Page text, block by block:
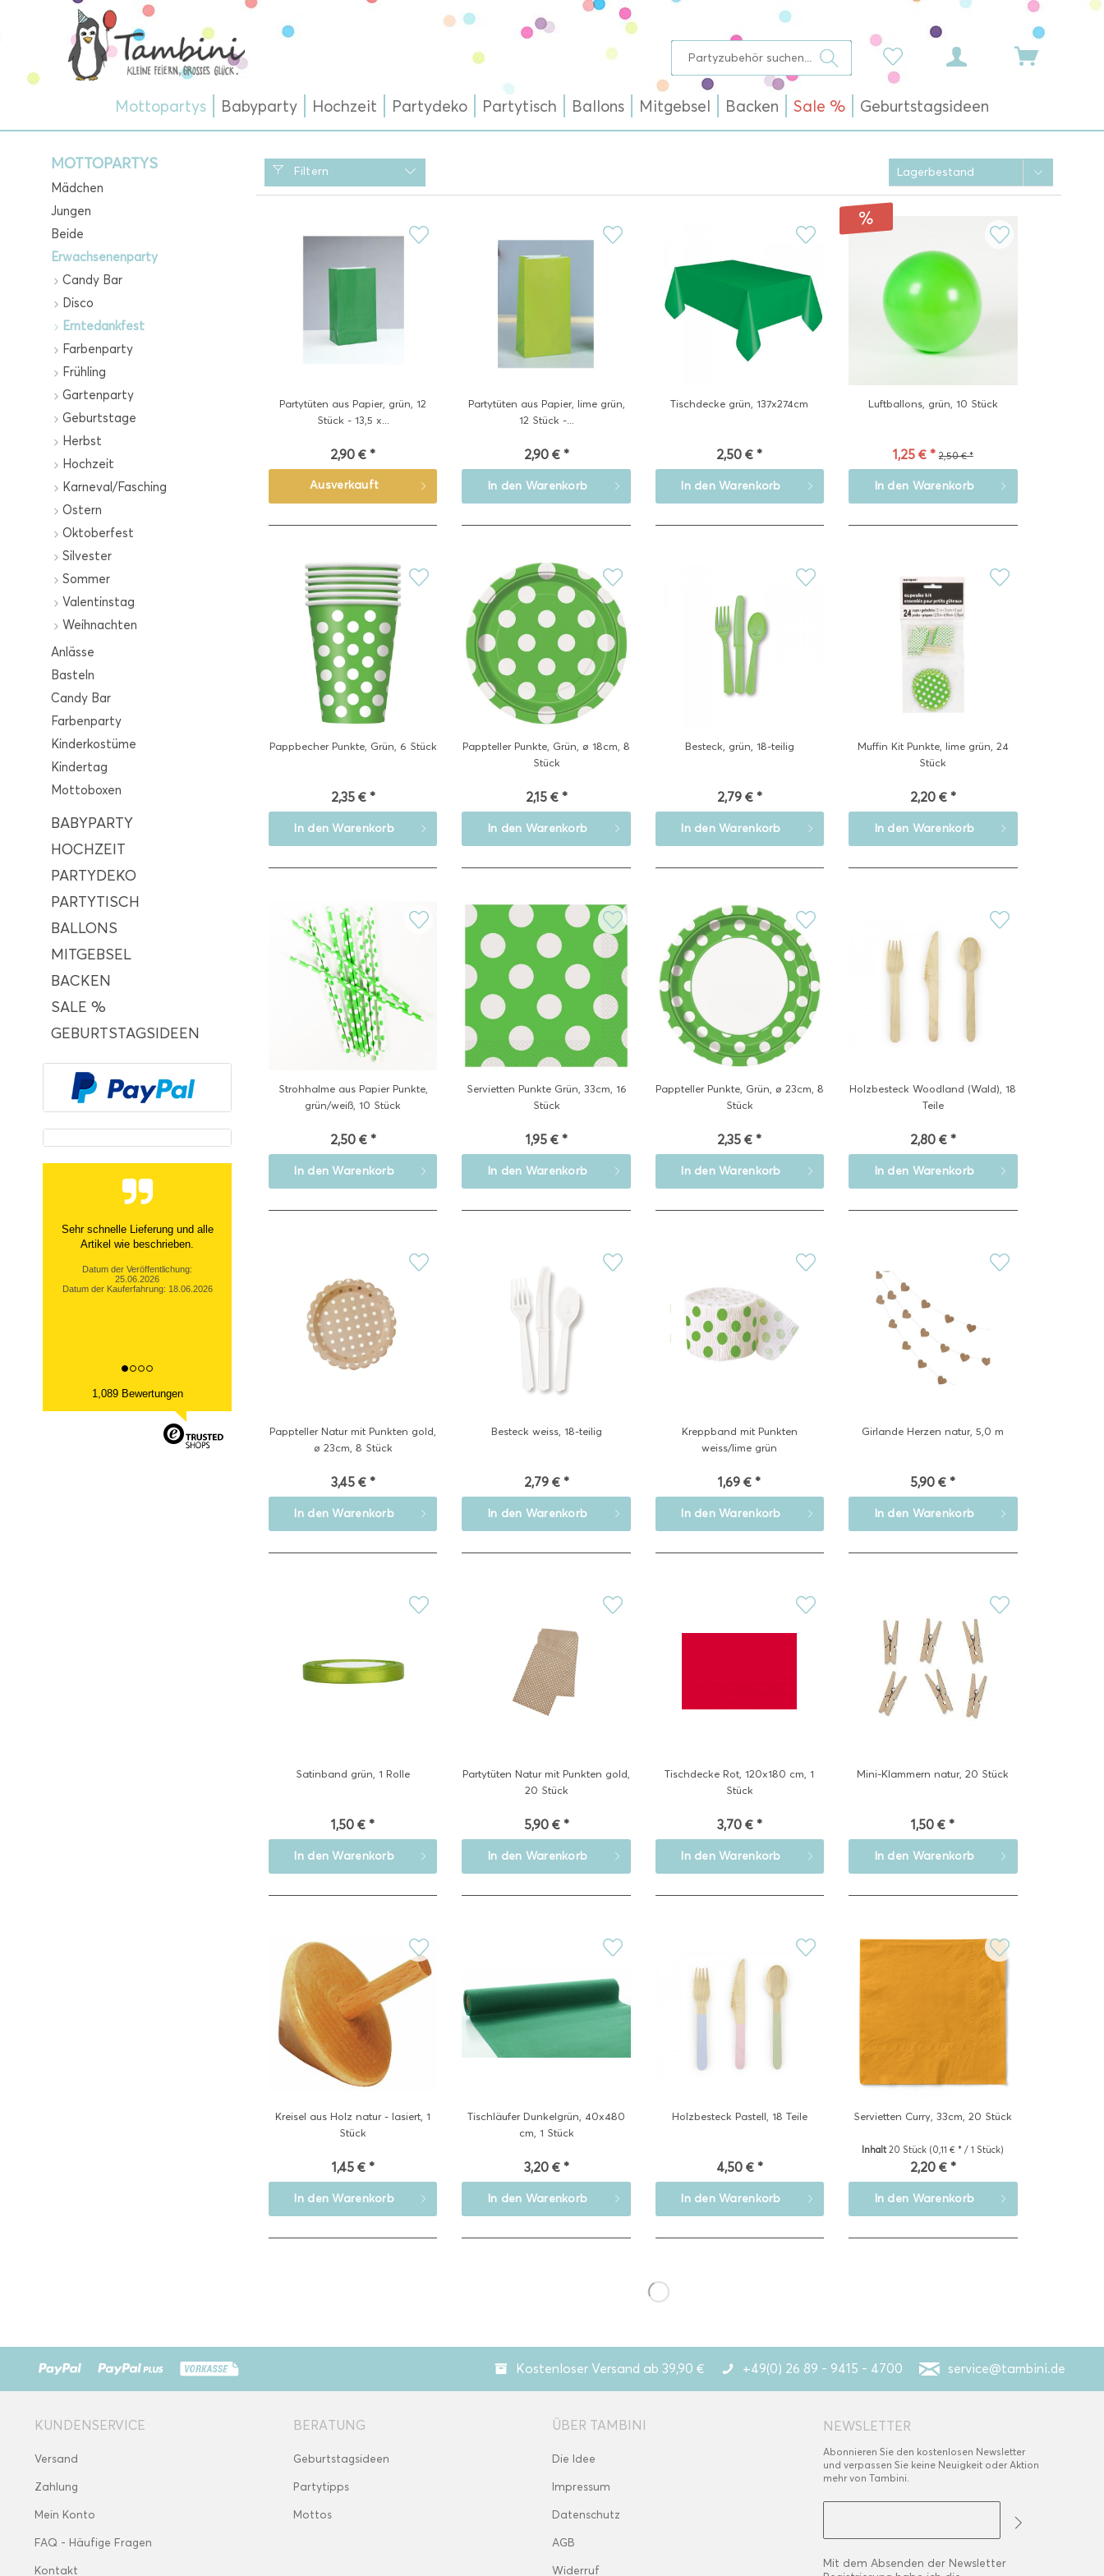
Mottopartys Babyparty Hochzeit Partydeko Partytisch Ballons Mitgebsel Backen Sale % Geburtstagsideen
MOTTOPARTYS
Mädchen
Jungen
Beide
Erwachsenenparty
Candy Bar
Disco
Erntedankfest
Farbenparty
Frühling
Gartenparty
Geburtstage
Herbst
Hochzeit
Karneval/Fasching
Ostern
Oktoberfest
Silvester
Sommer
Valentinstag
Weihnachten
Anlässe
Basteln
Candy Bar
Farbenparty
Kinderkostüme
Kindertag
Mottoboxen
BABYPARTY
HOCHZEIT
PARTYDEKO
PARTYTISCH
BALLONS
MITGEBSEL
BACKEN
SALE %
GEBURTSTAGSIDEEN
Sehr netter Kontakt, zügige Info
über nicht- Verfügbarkeit und
Datum der Veröffentlichung:
13.03.2026
1,089 Bewertungen
Filtern
Partytüten aus Papier, grün, 12
Stück - 13,5 x...
2,90 € *
Ausverkauft
Partytüten aus Papier, lime grün,
12 Stück -...
2,90 € *
In den Warenkorb
Tischdecke grün, 137x274cm
2,50 € *
In den Warenkorb
Luftballons, grün, 10 Stück
1,25 € * 2,50 € *
In den Warenkorb
Pappbecher Punkte, Grün, 6 Stück
2,35 € *
In den Warenkorb
Pappteller Punkte, Grün, ø 18cm, 8
Stück
2,15 € *
In den Warenkorb
Besteck, grün, 18-teilig
2,79 € *
In den Warenkorb
Muffin Kit Punkte, lime grün, 24
Stück
2,20 € *
In den Warenkorb
Strohhalme aus Papier Punkte,
grün/weiß, 10 Stück
2,50 € *
In den Warenkorb
Servietten Punkte Grün, 33cm, 16
Stück
1,95 € *
In den Warenkorb
Pappteller Punkte, Grün, ø 23cm, 8
Stück
2,35 € *
In den Warenkorb
Holzbesteck Woodland (Wald), 18
Teile
2,80 € *
In den Warenkorb
Pappteller Natur mit Punkten gold,
ø 23cm, 8 Stück
3,45 € *
In den Warenkorb
Besteck weiss, 18-teilig
2,79 € *
In den Warenkorb
Kreppband mit Punkten
weiss/lime grün
1,69 € *
In den Warenkorb
Girlande Herzen natur, 5,0 m
5,90 € *
In den Warenkorb
Satinband grün, 1 Rolle
1,50 € *
In den Warenkorb
Partytüten Natur mit Punkten gold,
20 Stück
5,90 € *
In den Warenkorb
Tischdecke Rot, 120x180 cm, 1
Stück
3,70 € *
In den Warenkorb
Mini-Klammern natur, 20 Stück
1,50 € *
In den Warenkorb
Kreisel aus Holz natur - lasiert, 1
Stück
1,45 € *
In den Warenkorb
Tischläufer Dunkelgrün, 40x480
cm, 1 Stück
3,20 € *
In den Warenkorb
Holzbesteck Pastell, 18 Teile
4,50 € *
In den Warenkorb
Servietten Curry, 33cm, 20 Stück
Inhalt20 Stück (0,11 € * / 1 Stück)
2,20 € *
In den Warenkorb
Kostenloser Versand ab 39,90 € +49(0) 26 89 - 9415 - 4700 service@tambini.de
KUNDENSERVICE
Versand
Zahlung
Mein Konto
FAQ - Häufige Fragen
Kontakt
BERATUNG
Geburtstagsideen
Partytipps
Mottos
ÜBER TAMBINI
Die Idee
Impressum
Datenschutz
AGB
Widerruf
NEWSLETTER
Abonnieren Sie den kostenlosen Newsletter
und verpassen Sie keine Neuigkeit oder Aktion
mehr von Tambini.
Mit dem Absenden der Newsletter